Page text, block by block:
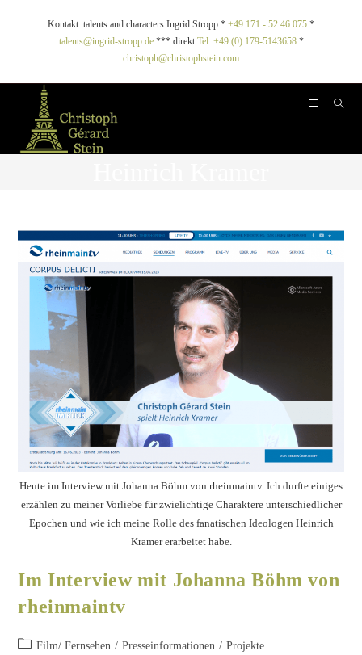
Kontakt: talents and characters Ingrid Stropp * +49 171 - 52 46 075 *
talents@ingrid-stropp.de*** direkt Tel: +49 (0) 179-5143658*
christoph@christophstein.com
Heute im Interview mit Johanna Böhm von rheinmaintv. Ich durfte einiges
erzählen zu meiner Vorliebe für zwielichtige Charaktere unterschiedlicher
Epochen und wie ich meine Rolle des fanatischen Ideologen Heinrich
Kramer erarbeitet habe.
Im Interview mit Johanna Böhm von
rheinmaintv
Film/ Fernsehen / Presseinformationen / Projekte